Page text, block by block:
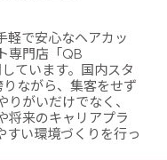
軽で安心なヘアカッ
専門店「QB
ています。国内スタ
ながら、集客をせず
がいだけでなく、
将来のキャリアプラ
すい環境づくりを行っ